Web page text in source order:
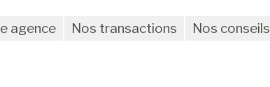
agence Nos transactions Nos conseils